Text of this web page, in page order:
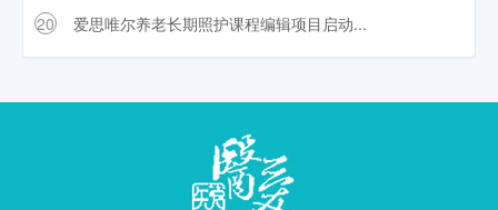
20
爱思唯尔养老长期照护课程编辑项目启动...